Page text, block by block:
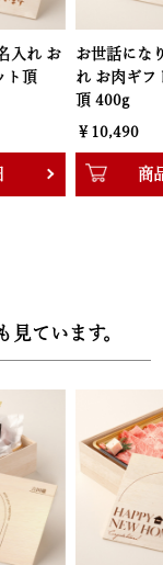
ランド牛の称号。
ておりますので、
に非常にご好評い
敷が巻かれて梱包さ
7.8cm
名入
セット
お歳暮 名入
焼肉セット
￥10,490
商
ています。